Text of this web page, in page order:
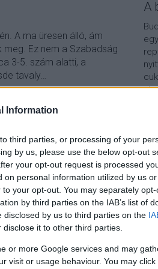
Information
third parties, or processing of your
by us, please use the below opt-out
your opt-out request is processed
personal information utilized by us
your opt-out. You may separately
by third parties on the IAB’s list of
by us to third parties on the
disclose it to other third parties.
or more Google services and may
visit or usage behaviour. You may
A ma üresen álló, ám
Ez nem a Szabadság
3-5. szám alatti, a
tavaly…
Szólj hozzá!
vaci1 vaciutca
A
A